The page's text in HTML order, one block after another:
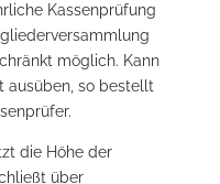
Kassenprüfung
möglich. Kann
ausüben, so bestellt
die Höhe der
über